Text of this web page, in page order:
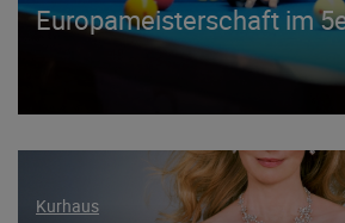
Europameisterschaft im
Kurhaus